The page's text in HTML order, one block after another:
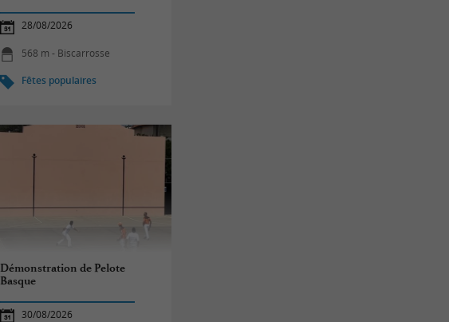
28/08/2026
568 m - Biscarrosse
Fêtes populaires
Démonstration de Pelote
Basque
30/08/2026